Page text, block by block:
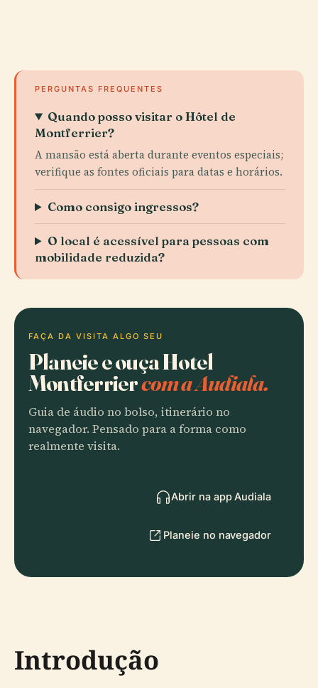
PERGUNTAS FREQUENTES
Quando posso visitar o Hôtel de
Montferrier?
A mansão está aberta durante eventos especiais;
verifique as fontes oficiais para datas e horários.
Como consigo ingressos?
O local é acessível para pessoas com
mobilidade reduzida?
FAÇA DA VISITA ALGO SEU
Planeie e ouça Hotel
Montferriercom a Audiala.
Guia de áudio no bolso, itinerário no
navegador. Pensado para a forma como
realmente visita.
Abrir na app Audiala
Planeie no navegador
Introdução